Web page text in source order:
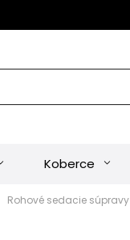
Koberce
Rohové sedacie súpravy